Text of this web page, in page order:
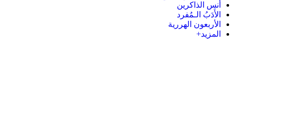
أنس الذاكرين
الأَدَبُ الـمُفرد
الأربعون الهررية
المزيد+